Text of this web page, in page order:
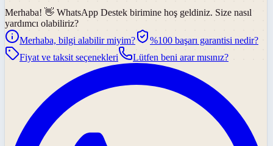
Merhaba! 👋 WhatsApp Destek birimine hoş geldiniz. Size nasıl
yardımcı olabiliriz?
Merhaba, bilgi alabilir miyim?
%100 başarı garantisi nedir?
Fiyat ve taksit seçenekleri
Lütfen beni arar mısınız?